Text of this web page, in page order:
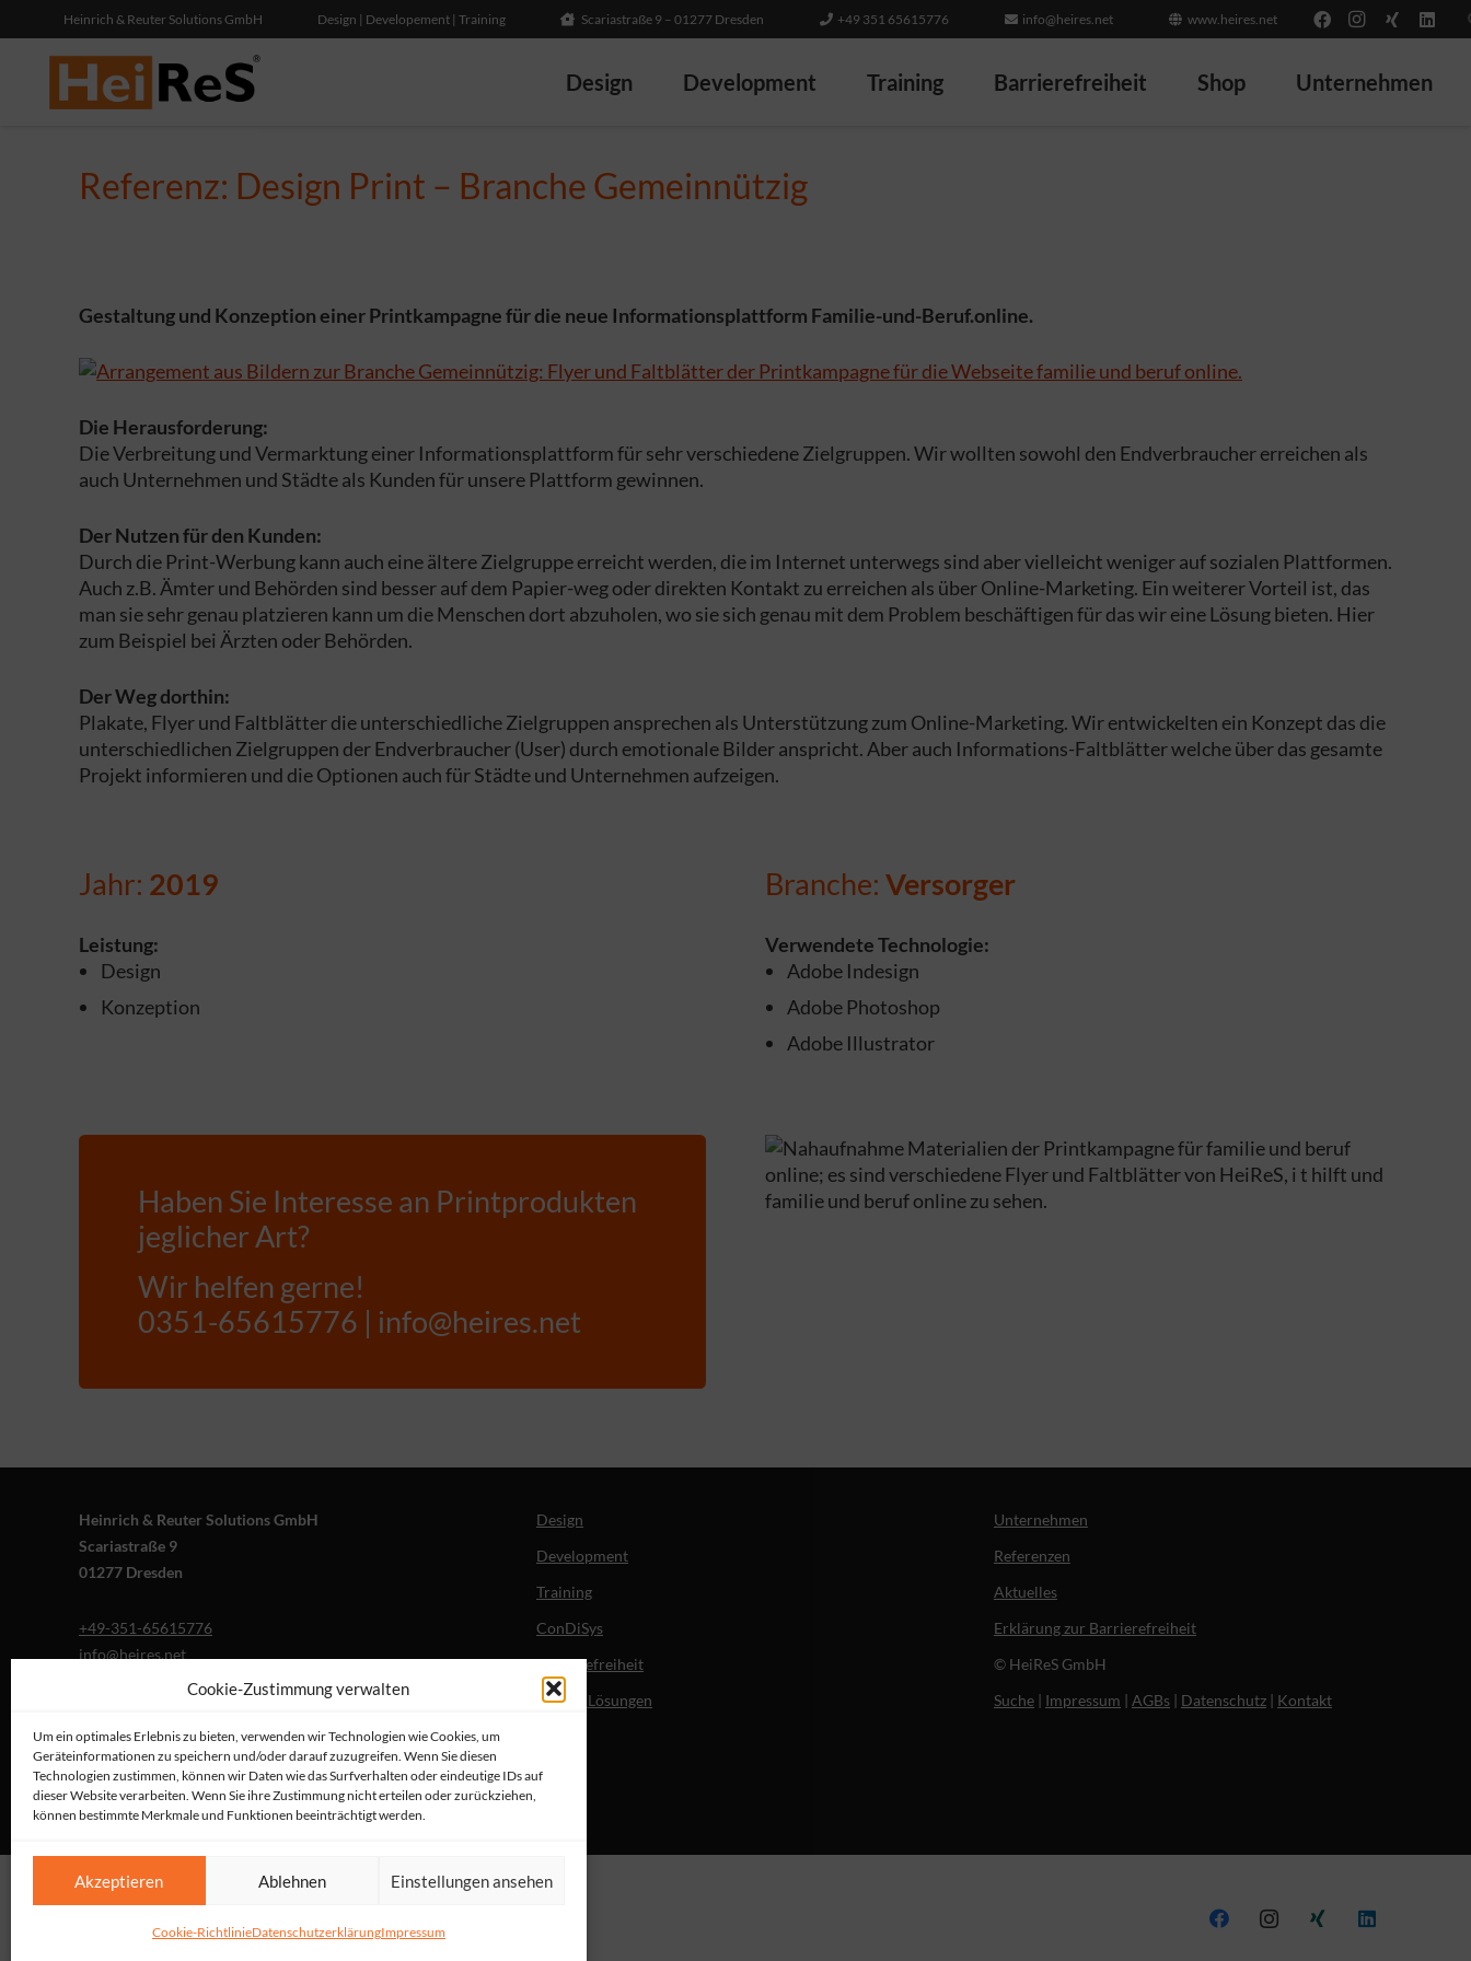
Cookie-Zustimmung verwalten
Um ein optimales Erlebnis zu bieten, verwenden wir Technologien wie Cookies, um
Geräteinformationen zu speichern und/oder darauf zuzugreifen. Wenn Sie diesen
Technologien zustimmen, können wir Daten wie das Surfverhalten oder eindeutige IDs auf
dieser Website verarbeiten. Wenn Sie ihre Zustimmung nicht erteilen oder zurückziehen,
können bestimmte Merkmale und Funktionen beeinträchtigt werden.
Akzeptieren Ablehnen Einstellungen ansehen
Cookie-RichtlinieDatenschutzerklärungImpressum
Heinrich & Reuter Solutions GmbH Design | Developement | Training Scariastraße 9 – 01277 Dresden +49 351 65615776 info@heires.net www.heires.net
Design Development Training Barrierefreiheit Shop Unternehmen
Referenz: Design Print – Branche Gemeinnützig
Gestaltung und Konzeption einer Printkampagne für die neue Informationsplattform Familie-und-Beruf.online.
Die Herausforderung:
Die Verbreitung und Vermarktung einer Informationsplattform für sehr verschiedene Zielgruppen. Wir wollten sowohl den Endverbraucher erreichen als
auch Unternehmen und Städte als Kunden für unsere Plattform gewinnen.
Der Nutzen für den Kunden:
Durch die Print-Werbung kann auch eine ältere Zielgruppe erreicht werden, die im Internet unterwegs sind aber vielleicht weniger auf sozialen Plattformen.
Auch z.B. Ämter und Behörden sind besser auf dem Papier-weg oder direkten Kontakt zu erreichen als über Online-Marketing. Ein weiterer Vorteil ist, das
man sie sehr genau platzieren kann um die Menschen dort abzuholen, wo sie sich genau mit dem Problem beschäftigen für das wir eine Lösung bieten. Hier
zum Beispiel bei Ärzten oder Behörden.
Der Weg dorthin:
Plakate, Flyer und Faltblätter die unterschiedliche Zielgruppen ansprechen als Unterstützung zum Online-Marketing. Wir entwickelten ein Konzept das die
unterschiedlichen Zielgruppen der Endverbraucher (User) durch emotionale Bilder anspricht. Aber auch Informations-Faltblätter welche über das gesamte
Projekt informieren und die Optionen auch für Städte und Unternehmen aufzeigen.
Jahr: 2019
Leistung:
Design
Konzeption
Branche: Versorger
Verwendete Technologie:
Adobe Indesign
Adobe Photoshop
Adobe Illustrator
Haben Sie Interesse an Printprodukten
jeglicher Art?
Wir helfen gerne!
0351-65615776 | info@heires.net
Heinrich & Reuter Solutions GmbH
Scariastraße 9
01277 Dresden
+49-351-65615776
info@heires.net
Design
Development
Training
ConDiSys
Barrierefreiheit
Mobile Lösungen
Unternehmen
Referenzen
Aktuelles
Erklärung zur Barrierefreiheit
© HeiReS GmbH
Suche| Impressum | AGBs| Datenschutz| Kontakt